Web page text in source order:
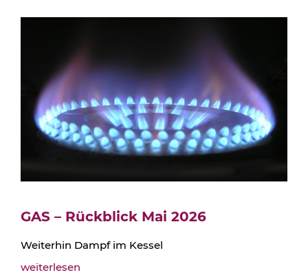
GAS – Rückblick Mai 2026
Weiterhin Dampf im Kessel
weiterlesen